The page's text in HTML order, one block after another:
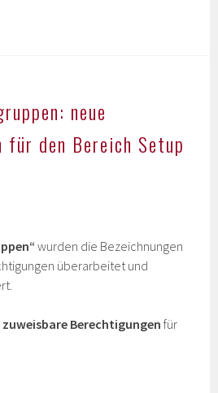
neue
für den Bereich Setup
wurden die Bezeichnungen
überarbeitet und
zuweisbare Berechtigungen für